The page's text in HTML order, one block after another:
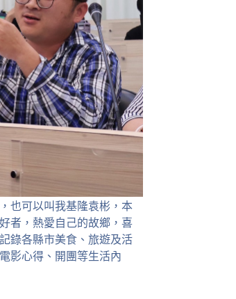
也可以叫我基隆袁彬，本
者，熱愛自己的故鄉，喜
錄各縣市美食、旅遊及活
影心得、開團等生活內